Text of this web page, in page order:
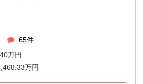
65件
万円
万円